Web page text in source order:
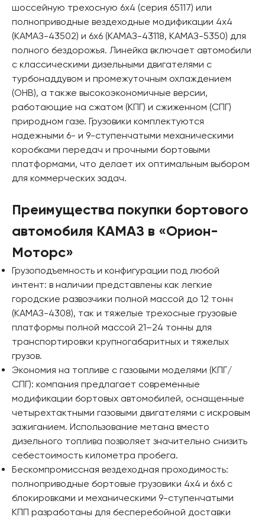
шоссейную трехосную 6х4 (серия 65117) или
полноприводные вездеходные модификации 4х4
(КАМАЗ-43502) и 6х6 (КАМАЗ-43118, КАМАЗ-5350) для
полного бездорожья. Линейка включает автомобили
с классическими дизельными двигателями с
турбонаддувом и промежуточным охлаждением
(ОНВ), а также высокоэкономичные версии,
работающие на сжатом (КПГ) и сжиженном (СПГ)
природном газе. Грузовики комплектуются
надежными 6- и 9-ступенчатыми механическими
коробками передач и прочными бортовыми
платформами, что делает их оптимальным выбором
для коммерческих задач.
Преимущества покупки бортового
автомобиля КАМАЗ в «Орион-
Моторс»
Грузоподъемность и конфигурации под любой
интент: в наличии представлены как легкие
городские развозчики полной массой до 12 тонн
(КАМАЗ-4308), так и тяжелые трехосные грузовые
платформы полной массой 21–24 тонны для
транспортировки крупногабаритных и тяжелых
грузов.
Экономия на топливе с газовыми моделями (КПГ/
СПГ): компания предлагает современные
модификации бортовых автомобилей, оснащенные
четырехтактными газовыми двигателями с искровым
зажиганием. Использование метана вместо
дизельного топлива позволяет значительно снизить
себестоимость километра пробега.
Бескомпромиссная вездеходная проходимость:
полноприводные бортовые грузовики 4х4 и 6х6 с
блокировками и механическими 9-ступенчатыми
КПП разработаны для бесперебойной доставки